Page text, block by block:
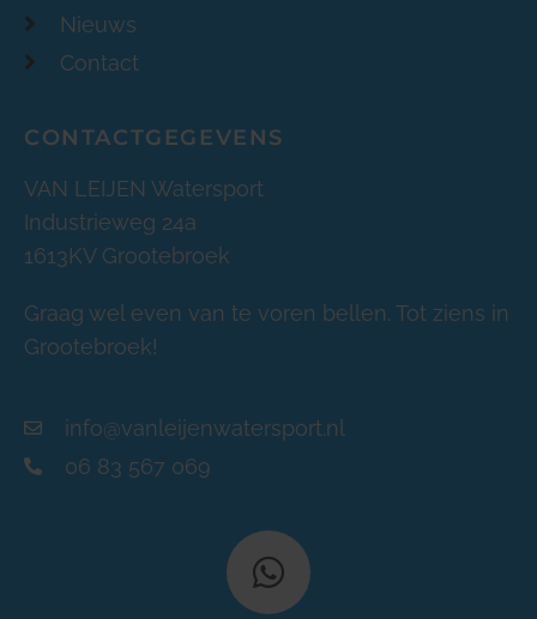
Nieuws
Contact
CONTACTGEGEVENS
VAN LEIJEN Watersport
Industrieweg 24a
1613KV Grootebroek
Graag wel even van te voren bellen. Tot ziens in
Grootebroek!
info@vanleijenwatersport.nl
06 83 567 069